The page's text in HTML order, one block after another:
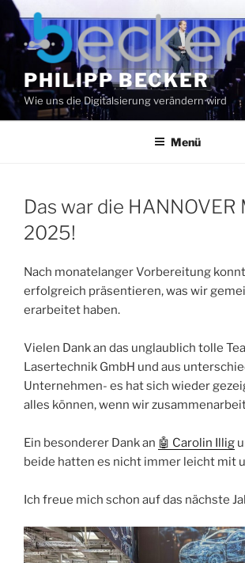
Zum
Inhalt
springen
PHILIPP BECKER
Wie uns die Digitalsierung verändern wird
Menü
Das war die HANNOVER
2025!
Nach monatelanger Vorbereitung
erfolgreich präsentieren, was wir
erarbeitet haben.
Vielen Dank an das unglaublich tolle
Lasertechnik GmbH und aus
Unternehmen- es hat sich wieder
alles können, wenn wir
Ein besonderer Dank an 🤖 Carolin Illig
beide hatten es nicht immer leicht mit
Ich freue mich schon auf das nächste